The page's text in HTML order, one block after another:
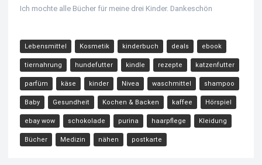
Ich mochte alle Bücher für meine drei Kinder. Dankeschön
Lebensmittel Kosmetik kinderbuch deals ebook
tiernahrung hundefutter kindle rezepte katzenfutter
parfüm käse kinder Nivea waschmittel shampoo
Baby Gesundheit Kochen & Backen kaffee Hörspiel
ebay wow schokolade purina haarpflege Kleidung
Bücher Medizin nähen postkarte